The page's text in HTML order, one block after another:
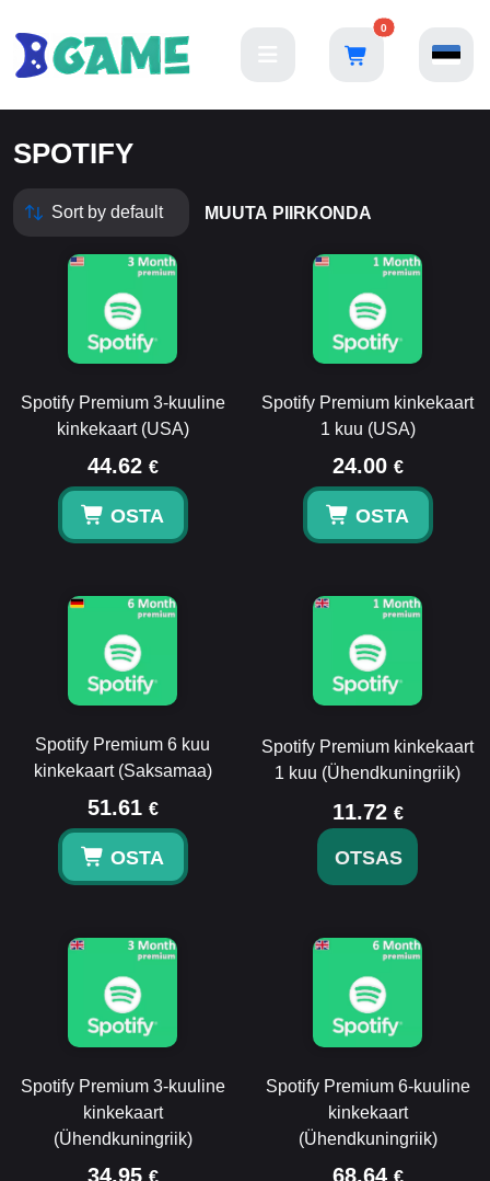
0
SPOTIFY
MUUTA PIIRKONDA
Spotify Premium 3-kuuline
kinkekaart (USA)
44.62 €
OSTA
Spotify Premium kinkekaart
1 kuu (USA)
24.00 €
OSTA
Spotify Premium 6 kuu
kinkekaart (Saksamaa)
51.61 €
OSTA
Spotify Premium kinkekaart
1 kuu (Ühendkuningriik)
11.72 €
OTSAS
Spotify Premium 3-kuuline
kinkekaart
(Ühendkuningriik)
34.95 €
Spotify Premium 6-kuuline
kinkekaart
(Ühendkuningriik)
68.64 €